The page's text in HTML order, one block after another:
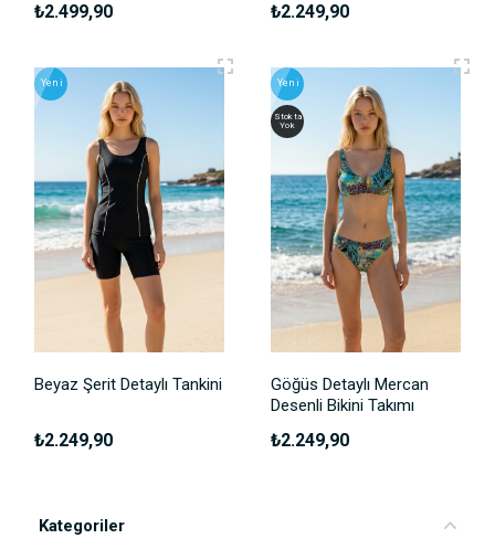
Kategoriler
₺2.499,90 ₺2.249,90
Yeni
Beyaz Şerit Detaylı Tankini
₺2.249,90
Yeni
Stokta
Yok
Göğüs Detaylı Mercan
Desenli Bikini Takımı
₺2.249,90